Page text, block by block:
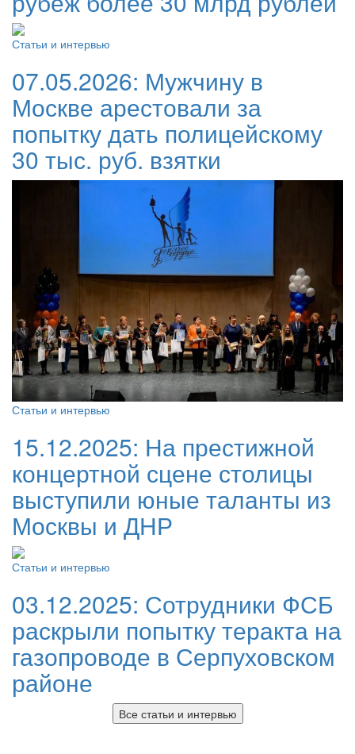
Статьи и интервью
07.05.2026: Мужчину в
Москве арестовали за
попытку дать полицейскому
30 тыс. руб. взятки
Статьи и интервью
15.12.2025: На престижной
концертной сцене столицы
выступили юные таланты из
Москвы и ДНР
Статьи и интервью
03.12.2025: Сотрудники ФСБ
раскрыли попытку теракта на
газопроводе в Серпуховском
районе
Все статьи и интервью